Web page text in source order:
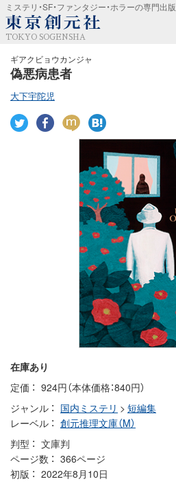
ミステリ・SF・ファンタジー・ホラーの専門出版
TOKYO SOGENSHA
ギアクビョウカンジャ
偽悪病患者
大下宇陀児
在庫あり
定価
924円（本体価格：840円）
ジャンル
国内ミステリ > 短編集
レーベル
創元推理文庫（M）
判型
文庫判
ページ数
366ページ
初版
2022年8月10日